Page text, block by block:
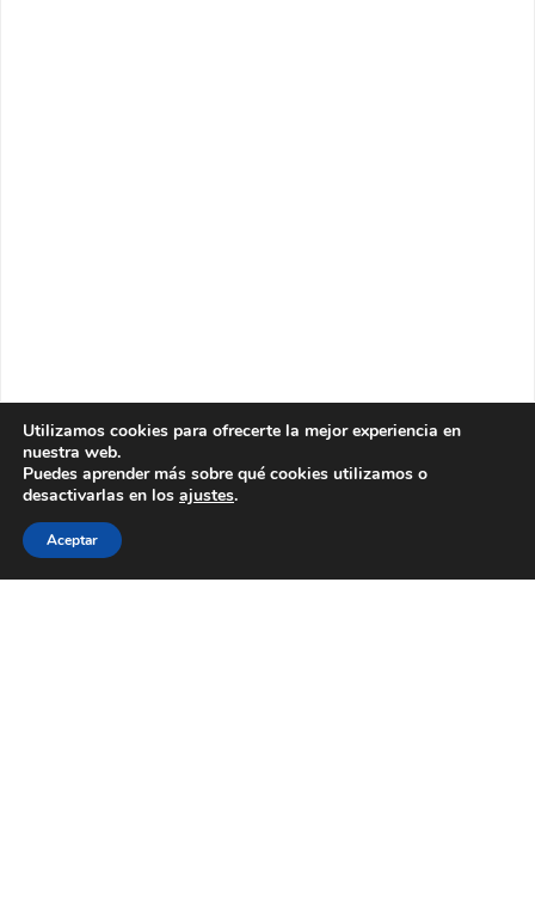
Utilizamos cookies para ofrecerte la mejor experiencia en
nuestra web.
Puedes aprender más sobre qué cookies utilizamos o
desactivarlas en los ajustes.
Aceptar